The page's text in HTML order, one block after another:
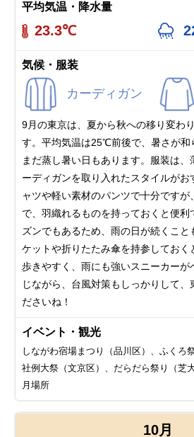
平均気温・降水量
23.3℃
気候・服装
カーディガン
9月の東京は、夏から秋への移り変わ
す。平均気温は25℃前後で、暑さが和
まだ蒸し暑い日もあります。服装は、
ーディガンを取り入れたスタイルがお
ャツや軽い素材のパンツで十分です
で、羽織れるものを持っておくと便利
ズンでもあるため、雨の日が続くこと
ケットや折りたたみ傘を持参しておく
歩きやすく、雨にも強いスニーカーが
じながら、台風対策もしっかりして、
ださいね！
イベント・観光
しながわ宿場まつり（品川区）、ふくろ
社例大祭（文京区）、だらだら祭り（芝
月場所
10月